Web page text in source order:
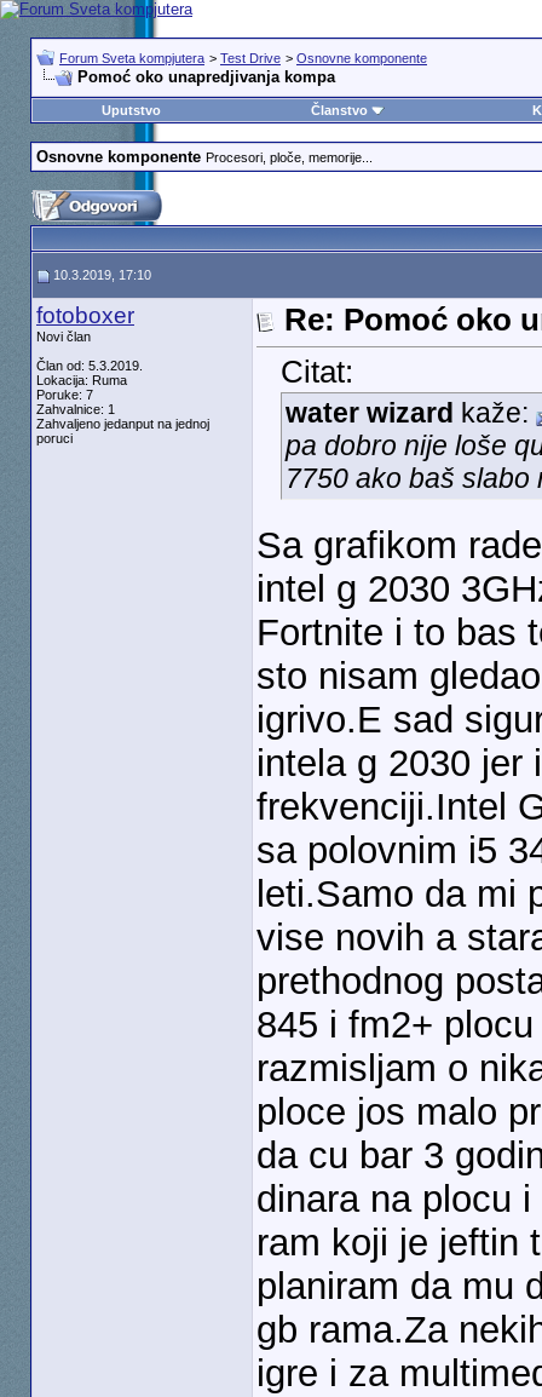
Forum Sveta kompjutera > Test Drive > Osnovne komponente
Pomoć oko unapredjivanja kompa
Uputstvo Članstvo
Osnovne komponente Procesori, ploče, memorije...
10.3.2019, 17:10
fotoboxer
Novi član
Član od: 5.3.2019.
Lokacija: Ruma
Poruke: 7
Zahvalnice: 1
Zahvaljeno jedanput na jednoj
poruci
Re: Pomoć oko
Citat:
water wizard kaže:
pa dobro nije loše
7750 ako baš slabo
Sa grafikom
intel g 2030
Fortnite i to bas
sto nisam
igrivo.E sad
intela g 2030 jer
frekvenciji.Intel
sa polovnim i5
leti.Samo da mi
vise novih a
prethodnog
845 i fm2+
razmisljam o
ploce jos malo
da cu bar 3
dinara na plocu
ram koji je jeftin
planiram da mu
gb rama.Za
igre i za